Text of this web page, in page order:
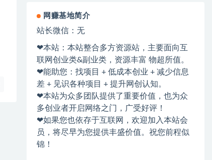
网赚基地简介
站长微信：无
❤本站：本站整合多方资源站，主要面向互
联网创业类&副业类，资源丰富 物超所值。
❤能助您：找项目 + 低成本创业 + 减少信息
差 + 见识各种项目 + 提升网创认知。
❤本站为众多团队提供了重要价值，也为众
多创业者开启网络之门，广受好评！
❤如果您也依存于互联网，欢迎加入本站会
员，将尽早为您提供丰盛价值。祝您前程似
锦！